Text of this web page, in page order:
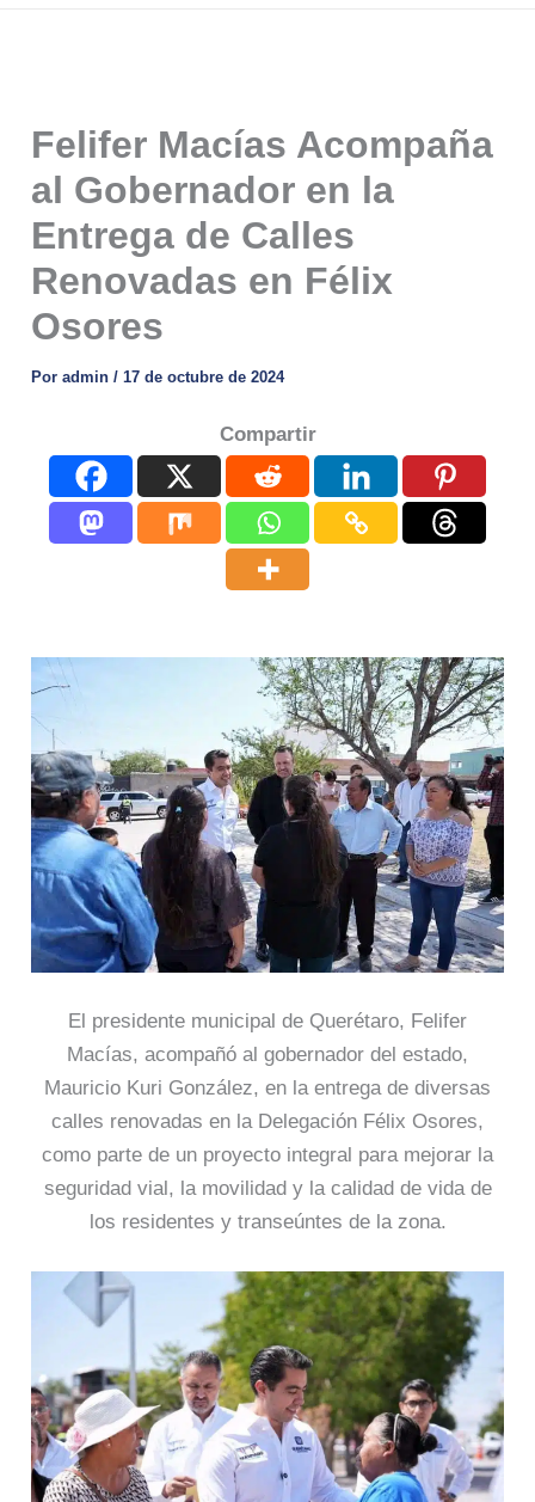
Felifer Macías Acompaña
al Gobernador en la
Entrega de Calles
Renovadas en Félix
Osores
Poradmin/ 17 de octubre de 2024
Compartir
El presidente municipal de Querétaro, Felifer
Macías, acompañó al gobernador del estado,
Mauricio Kuri González, en la entrega de diversas
calles renovadas en la Delegación Félix Osores,
como parte de un proyecto integral para mejorar la
seguridad vial, la movilidad y la calidad de vida de
los residentes y transeúntes de la zona.